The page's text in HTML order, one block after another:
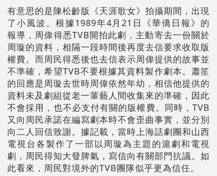
有意思的是陳松齡版《天涯歌女》拍攝期間，出現
了小風波。根據1989年4月21日《華僑日報》的
報導，周偉得悉TVB開拍此劇，主動寄去一份關於
周璇的資料，相隔一段時間後再度去信要求收取版
權費。而周民得悉後也去信表示周偉提供的故事並
不準確，希望TVB不要根據其資料製作劇本。蕭笙
的回應是周璇去世時周偉依然年幼，相信他提供的
資料未及劇組從老一輩藝人間收集來的準確，因此
不會採用，也不必支付有關的版權費。同時，TVB
又向周民承諾在編寫劇本時不會歪曲事實，並分別
向二人回信致謝。據記載，當時上海話劇團和山西
電視台各製作了一部以周璇為主題的滬劇和電視
劇，周民得知大發脾氣，寫信向有關部門抗議。如
此看來，周民對境外的TVB團隊似乎更為信任。